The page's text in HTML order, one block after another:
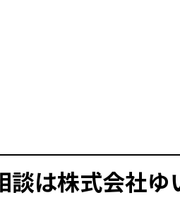
は株式会社ゆ